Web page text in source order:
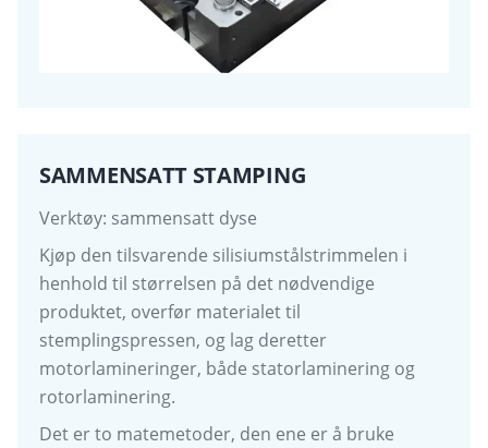
SAMMENSATT STAMPING
Verktøy: sammensatt dyse
Kjøp den tilsvarende silisiumstålstrimmelen i
henhold til størrelsen på det nødvendige
produktet, overfør materialet til
stemplingspressen, og lag deretter
motorlamineringer, både statorlaminering og
rotorlaminering.
Det er to matemetoder, den ene er å bruke